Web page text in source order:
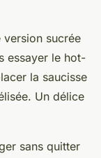
version sucrée
essayer le hot-
la saucisse
Un délice
sans quitter